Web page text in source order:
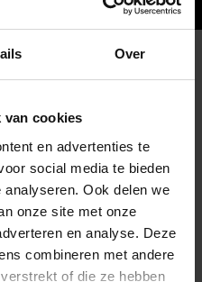
Over
van cookies
en advertenties te
social media te bieden
Ook delen we
onze site met onze
en analyse. Deze
combineren met andere
of die ze hebben
jaar gespecialiseerd in
wij hoogwaardige
en analyseren van
op onze rol als importeur
de Benelux.
specialisten die techniek en
service. Of het nu gaat
tuinbouw, onderzoek of